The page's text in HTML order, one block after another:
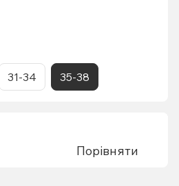
31-34 35-38
Порівняти